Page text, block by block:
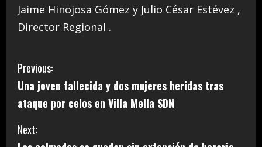
Jaime Hinojosa Gómez y Julio César Estévez ,
Director Regional .
C
o
n
Previous:
Una joven fallecida y dos mujeres heridas tras
ataque por celos en Villa Mella SDN
Next: